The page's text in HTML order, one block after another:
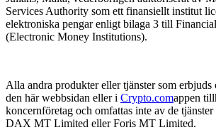
Services Authority som ett finansiellt institut
elektroniska pengar enligt bilaga 3 till
(Electronic Money Institutions).
Alla andra produkter eller tjänster som erbjuds
den här webbsidan eller i Crypto.comappen
koncernföretag och omfattas inte av de
DAX MT Limited eller Foris MT Limited.